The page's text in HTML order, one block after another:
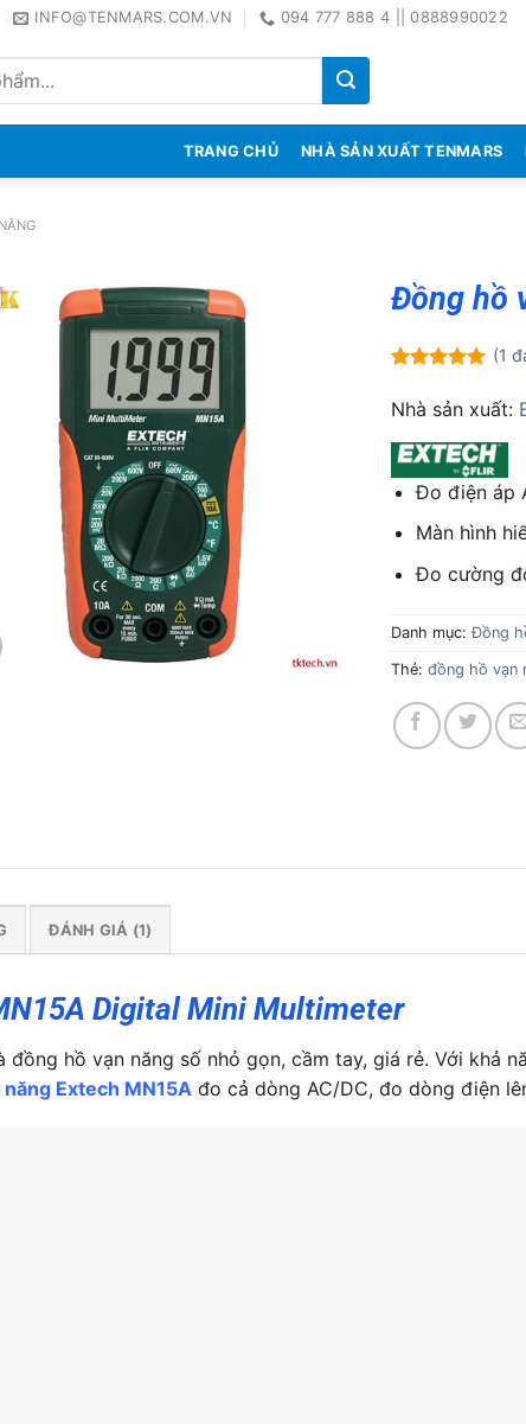
INFO@TENMARS.COM.VN 094 777 888 4 || 0888990022
TRANG CHỦ NHÀ SẢN XUẤT TENMARS
Đồng hồ
dựa trên
đánh giá
(1
Nhà sản xuất:
Đo điện áp
Màn hình
Đo cường
Danh mục:Đồng
Thẻ: đồng hồ vạn
ĐÁNH GIÁ (1)
Digital Mini Multimeter
đồng hồ vạn năng số nhỏ gọn, cầm tay, giá rẻ. Với khả
Extech MN15A đo cả dòng AC/DC, đo dòng điện